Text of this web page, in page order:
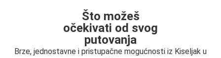
Što možeš
očekivati od svog
putovanja
Brze, jednostavne i pristupačne mogućnosti iz Kiseljak u